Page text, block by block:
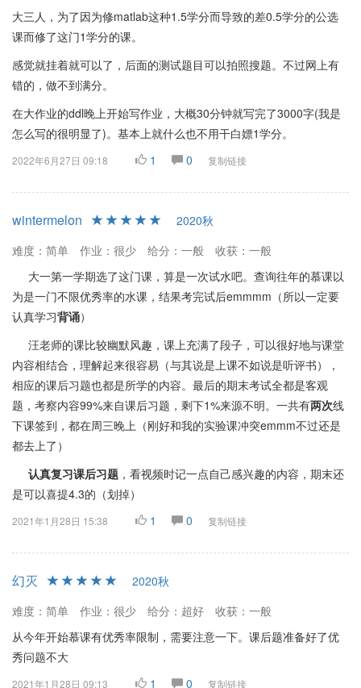
大三人，为了因为修matlab这种1.5学分而导致的差0.5学分的公选
课而修了这门1学分的课。
感觉就挂着就可以了，后面的测试题目可以拍照搜题。不过网上有
错的，做不到满分。
在大作业的ddl晚上开始写作业，大概30分钟就写完了3000字(我是
怎么写的很明显了)。基本上就什么也不用干白嫖1学分。
2022年6月27日 09:18 1 0 复制链接
wintermelon
2020秋
难度：简单
作业：很少 给分：一般
收获：一般
大一第一学期选了这门课，算是一次试水吧。查询往年的慕课以
为是一门不限优秀率的水课，结果考完试后emmmm（所以一定要
认真学习背诵）
汪老师的课比较幽默风趣，课上充满了段子，可以很好地与课堂
内容相结合，理解起来很容易（与其说是上课不如说是听评书），
相应的课后习题也都是所学的内容。最后的期末考试全都是客观
题，考察内容99%来自课后习题，剩下1%来源不明。一共有两次线
下课签到，都在周三晚上（刚好和我的实验课冲突emmm不过还是
都去上了）
认真复习课后习题 ，看视频时记一点自己感兴趣的内容，期末还
是可以喜提4.3的（划掉）
2021年1月28日 15:38 1 0 复制链接
幻灭
2020秋
难度：简单
作业：很少 给分：超好
收获：一般
从今年开始慕课有优秀率限制，需要注意一下。课后题准备好了优
秀问题不大
2021年1月28日 09:13 1 0 复制链接